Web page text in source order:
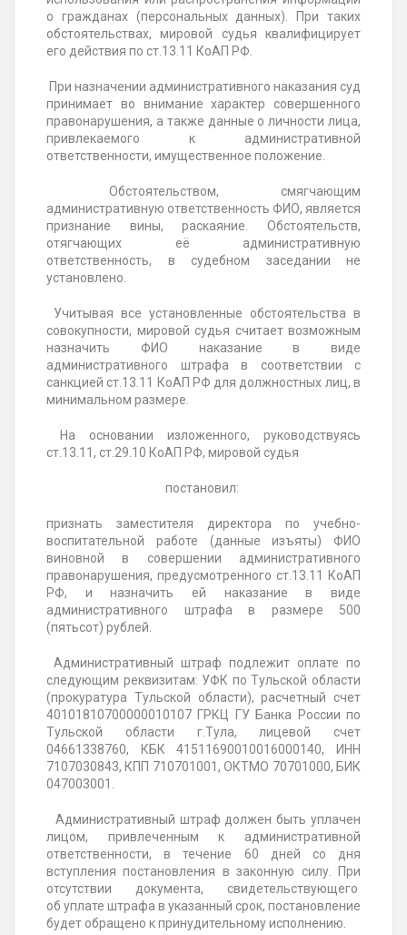
о гражданах (персональных данных). При таких
обстоятельствах, мировой судья квалифицирует
его действия по ст.13.11 КоАП РФ.
При назначении административного наказания суд
принимает во внимание характер совершенного
правонарушения, а также данные о личности лица,
привлекаемого к административной
ответственности, имущественное положение.
Обстоятельством, смягчающим
административную ответственность ФИО, является
признание вины, раскаяние. Обстоятельств,
отягчающих её административную
ответственность, в судебном заседании не
установлено.
Учитывая все установленные обстоятельства в
совокупности, мировой судья считает возможным
назначить ФИО наказание в виде
административного штрафа в соответствии с
санкцией ст.13.11 КоАП РФ для должностных лиц, в
минимальном размере.
На основании изложенного, руководствуясь
ст.13.11, ст.29.10 КоАП РФ, мировой судья
постановил:
признать заместителя директора по учебно-
воспитательной работе (данные изъяты) ФИО
виновной в совершении административного
правонарушения, предусмотренного ст.13.11 КоАП
РФ, и назначить ей наказание в виде
административного штрафа в размере 500
(пятьсот) рублей.
Административный штраф подлежит оплате по
следующим реквизитам: УФК по Тульской области
(прокуратура Тульской области), расчетный счет
40101810700000010107 ГРКЦ ГУ Банка России по
Тульской области г.Тула, лицевой счет
04661338760, КБК 41511690010016000140, ИНН
7107030843, КПП 710701001, ОКТМО 70701000, БИК
047003001.
Административный штраф должен быть уплачен
лицом, привлеченным к административной
ответственности, в течение 60 дней со дня
вступления постановления в законную силу. При
отсутствии документа, свидетельствующего
об уплате штрафа в указанный срок, постановление
будет обращено к принудительному исполнению.